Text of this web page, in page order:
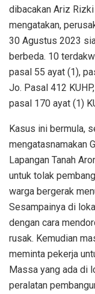
dibacakan Ariz
mengatakan,
30 Agustus 2023
berbeda. 10
pasal 55 ayat (1),
Jo. Pasal 412
pasal 170 ayat (1)
Kasus ini bermula,
mengatasnamakan
Lapangan Tanah
untuk tolak
warga bergerak
Sesampainya di
dengan cara
rusak. Kemudian
meminta pekerja
Massa yang ada di
peralatan